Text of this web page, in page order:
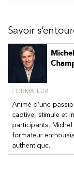
Savoir
FORMATEUR
Animé d’une
captive, stimule et
participants, Michel
formateur
authentique.